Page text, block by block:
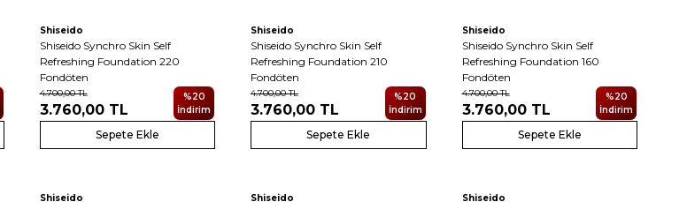
Shiseido
Shiseido Synchro Skin Self
Refreshing Foundation 220
Fondöten
4.700,00TL
3.760,00TL
%20
İndirim
Sepete Ekle
Shiseido
Shiseido Synchro Skin Self
Refreshing Foundation 210
Fondöten
4.700,00TL
3.760,00 TL
%20
İndirim
Sepete Ekle
Shiseido
Shiseido Synchro Skin Self
Refreshing Foundation 160
Fondöten
4.700,00TL
3.760,00TL
%20
İndirim
Sepete Ekle
Shiseido Shiseido Shiseido